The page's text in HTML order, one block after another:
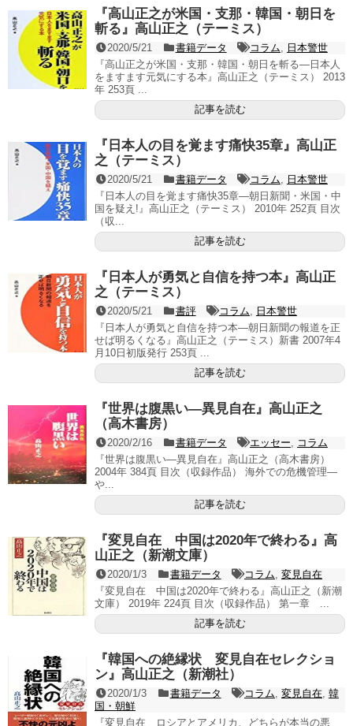
『高山正之が米国・支那・韓国・朝日を
斬る』高山正之（テーミス）
2020/5/21 書籍データ コラム, 日本警世
『高山正之が米国・支那・韓国・朝日を斬る―日本人
をますます元気にする本』高山正之（テーミス） 2013
年 253頁 ...
記事を読む
『日本人の目を覚ます痛快35章』高山正
之（テーミス）
2020/5/21 書籍データ コラム, 日本警世
『日本人の目を覚ます痛快35章―朝日新聞・米国・中
国を疑え!』高山正之（テーミス） 2010年 252頁 目次
（収...
記事を読む
『日本人が勇気と自信を持つ本』高山正
之（テーミス）
2020/5/21 書評 コラム, 日本警世
『日本人が勇気と自信を持つ本―朝日新聞の報道を正
せば明るくなる』高山正之（テーミス）新書 2007年4
月10日初版発行 253頁 ...
記事を読む
『世界は腹黒い―異見自在』高山正之
（高木書房）
2020/2/16 書籍データ エッセー, コラム
『世界は腹黒い―異見自在』高山正之（高木書房）
2004年 384頁 目次（収録作品） 海外での危機管理―
や...
記事を読む
『変見自在 中国は2020年で終わる』高
山正之（新潮文庫）
2020/1/3 書籍データ コラム, 変見自在
『変見自在 中国は2020年で終わる』高山正之（新潮
文庫） 2019年 224頁 目次（収録作品） 第一章 ...
記事を読む
『韓国への絶縁状 変見自在セレクショ
ン』高山正之（新潮社）
2020/1/3 書籍データ コラム, 変見自在, 韓
国・朝鮮
『変見自在 ロシアとアメリカ、どちらが本当の悪